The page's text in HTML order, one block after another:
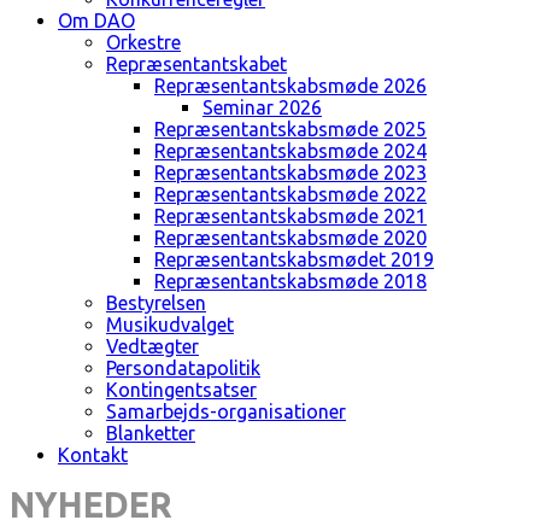
Om DAO
Orkestre
Repræsentantskabet
Repræsentantskabsmøde 2026
Seminar 2026
Repræsentantskabsmøde 2025
Repræsentantskabsmøde 2024
Repræsentantskabsmøde 2023
Repræsentantskabsmøde 2022
Repræsentantskabsmøde 2021
Repræsentantskabsmøde 2020
Repræsentantskabsmødet 2019
Repræsentantskabsmøde 2018
Bestyrelsen
Musikudvalget
Vedtægter
Persondatapolitik
Kontingentsatser
Samarbejds-organisationer
Blanketter
Kontakt
NYHEDER